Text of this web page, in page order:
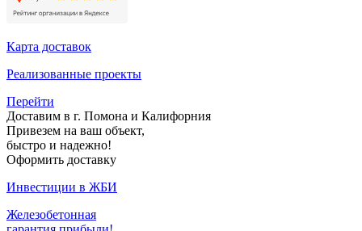
Карта доставок
Реализованные проекты
Перейти
Доставим в г. Помона и Калифорния
Привезем на ваш объект,
быстро и надежно!
Оформить доставку
Инвестиции в ЖБИ
Железобетонная